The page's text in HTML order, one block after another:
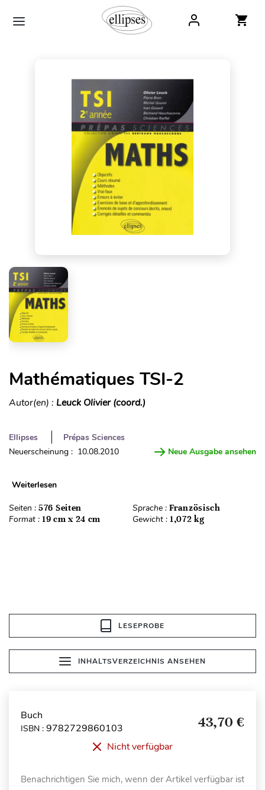
Mathématiques TSI-2
Autor(en) : Leuck Olivier (coord.)
Ellipses
Prépas Sciences
Neuerscheinung : 10.08.2010
Neue Ausgabe ansehen
Weiterlesen
Seiten : 576 Seiten Sprache : Französisch
Format : 19 cm x 24 cm Gewicht : 1,072 kg
LESEPROBE
INHALTSVERZEICHNIS ANSEHEN
Buch
ISBN : 9782729860103 43,70 €
Nicht verfügbar
Benachrichtigen Sie mich, wenn der Artikel verfügbar ist